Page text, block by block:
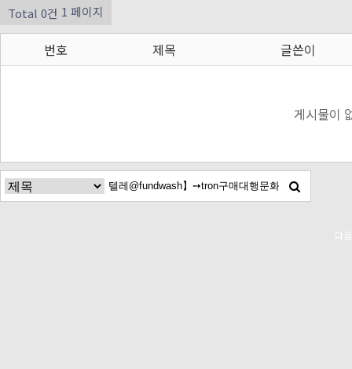
Total 0건 1 페이지
번호 제목 글쓴이
게시물이
다